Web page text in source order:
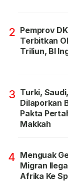
2 Pemprov
Terbitkan
Triliun, BI
3 Turki,
Dilaporkan
Pakta
Makkah
4 Menguak
Migran
Afrika Ke